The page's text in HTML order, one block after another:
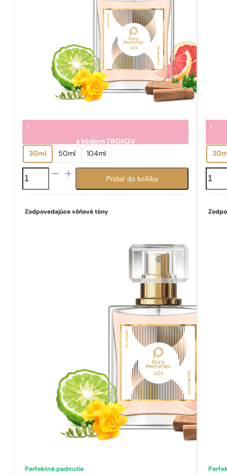
i
s kódom 7ROKOV
7.05€
30ml 50ml 104ml
množstvo
N°
624
Pridať do košíka
Zodpovedajúce vôňové tóny
Perfektné padnutie
i
N°
333